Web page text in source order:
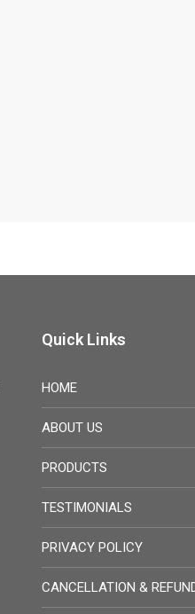
Quick Links
HOME
ABOUT US
PRODUCTS
TESTIMONIALS
PRIVACY POLICY
CANCELLATION &